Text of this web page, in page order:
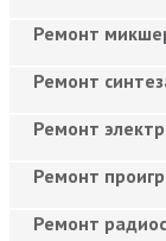
Ремонт
Ремонт
Ремонт
Ремонт
Ремонт